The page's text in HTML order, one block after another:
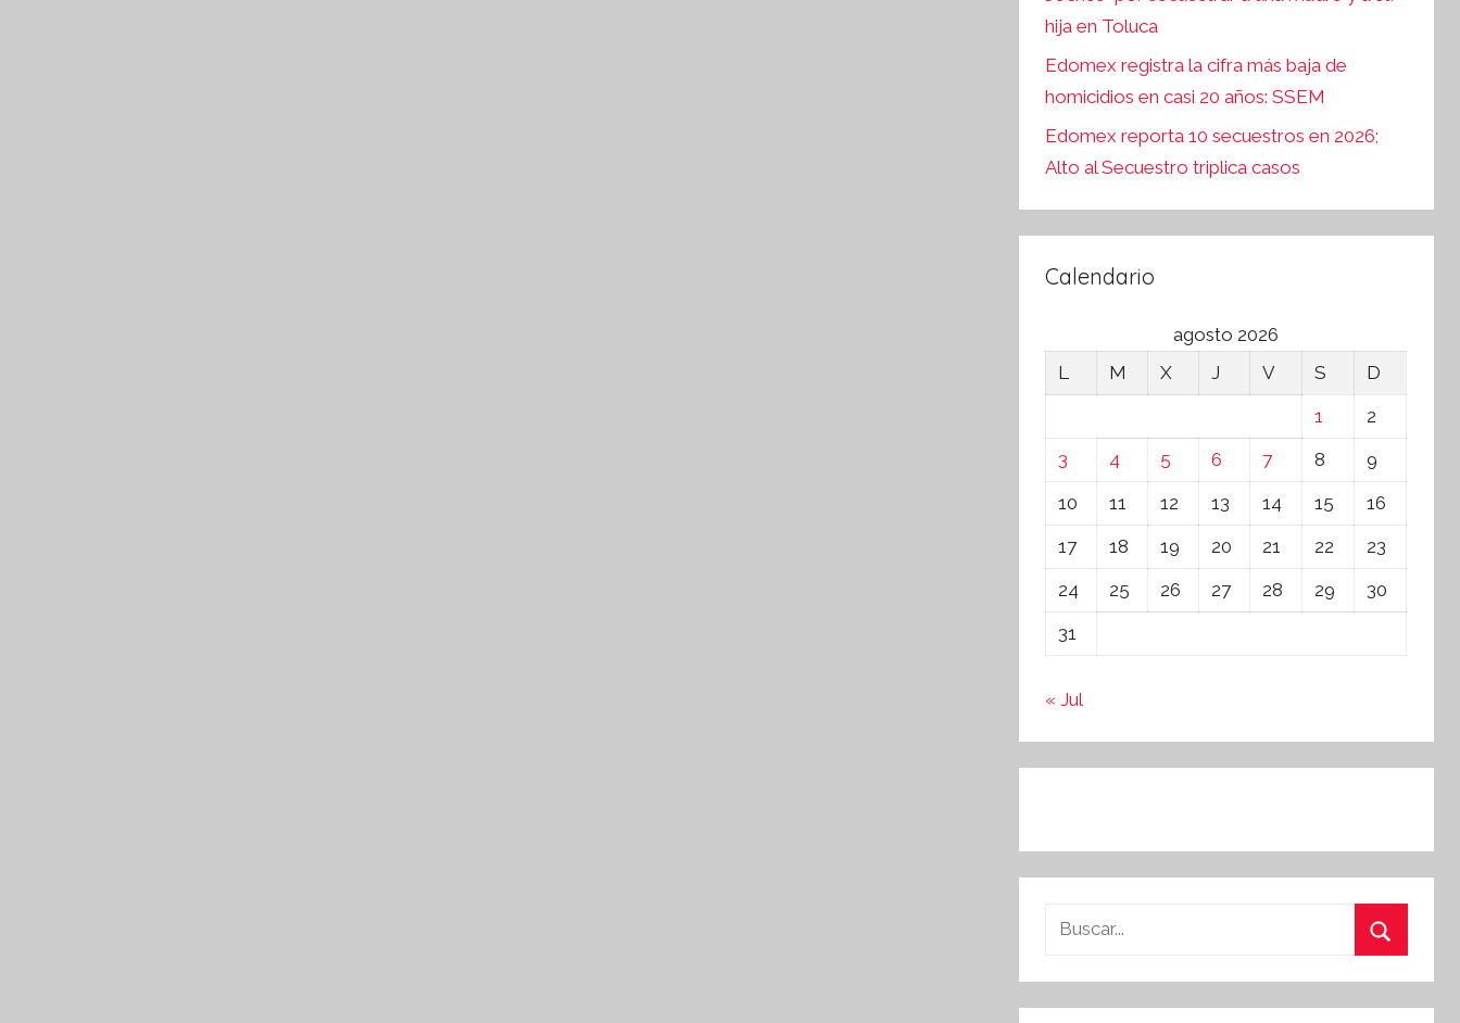
hija en Toluca
Edomex registra la cifra más baja de
homicidios en casi 20 años: SSEM
Edomex reporta 10 secuestros en 2026;
Alto al Secuestro triplica casos
Calendario
agosto 2026
L
M X J V S
D
1
2
3
4 5 6 7 8
9
10
11 12 13 14 15
16
17
18 19 20 21 22
23
24
25 26 27 28 29
30
31
« Jul
Buscar: